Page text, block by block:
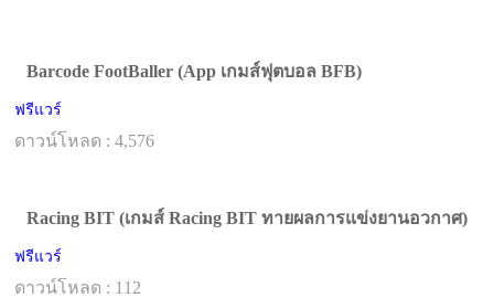
Barcode FootBaller (App เกมส์ฟุตบอล BFB)
ฟรีแวร์
ดาวน์โหลด : 4,576
Racing BIT (เกมส์ Racing BIT ทายผลการแข่งยานอวกาศ)
ฟรีแวร์
ดาวน์โหลด : 112